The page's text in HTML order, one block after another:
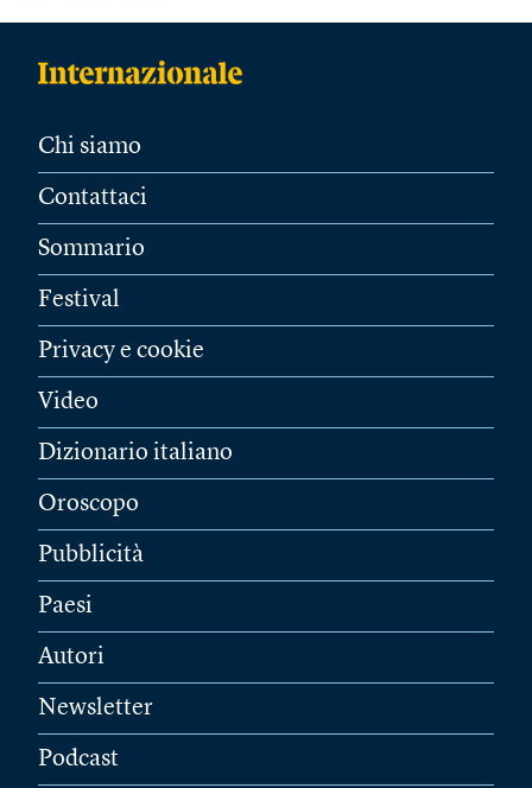
Chi siamo
Contattaci
Sommario
Festival
Privacy e cookie
Video
Dizionario italiano
Oroscopo
Pubblicità
Paesi
Autori
Newsletter
Podcast